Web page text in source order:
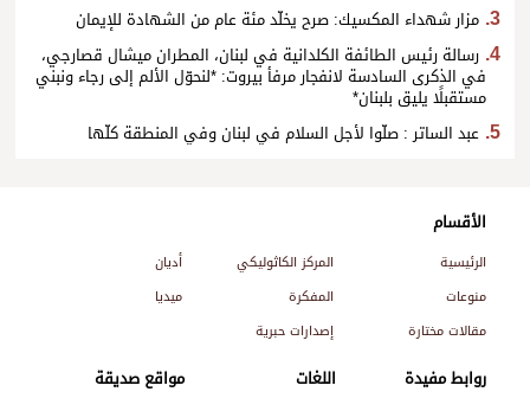
مزار شهداء المكسيك: صرح يخلّد مئة عام من الشهادة للإيمان
رسالة رئيس الطائفة الكلدانية في لبنان، المطران ميشال قصارجي،
في الذكرى السادسة لانفجار مرفأ بيروت: *لنحوّل الألم إلى رجاء ونبني
مستقبلًا يليق بلبنان*
عبد الساتر : صلّوا لأجل السلام في لبنان وفي المنطقة كلّها
الأقسام
الرئيسية المركز الكاثوليكي
أديان
منوعات
المفكرة
ميديا
مقالات مختارة
إصدارات حبرية
روابط مفيدة اللغات مواقع صديقة